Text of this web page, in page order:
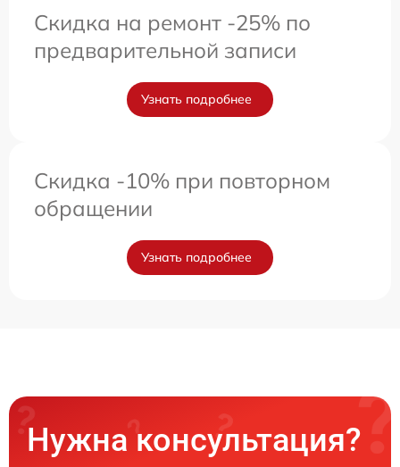
Скидка на ремонт -25% по
предварительной записи
Узнать подробнее
Скидка -10% при повторном
обращении
Узнать подробнее
Нужна консультация?